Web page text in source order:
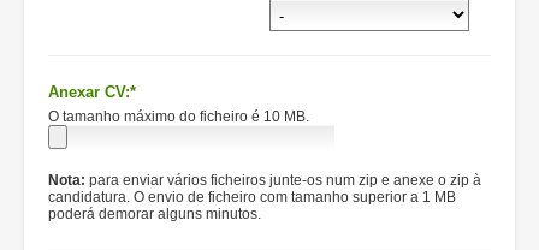
Anexar CV:*
O tamanho máximo do ficheiro é 10 MB.
Nota: para enviar vários ficheiros junte-os num zip e anexe o zip à
candidatura. O envio de ficheiro com tamanho superior a 1 MB
poderá demorar alguns minutos.